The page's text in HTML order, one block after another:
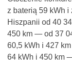
z baterią 59 kWh
Hiszpanii od 40
450 km — od 37
60,5 kWh i 427
64 kWh i 450 km